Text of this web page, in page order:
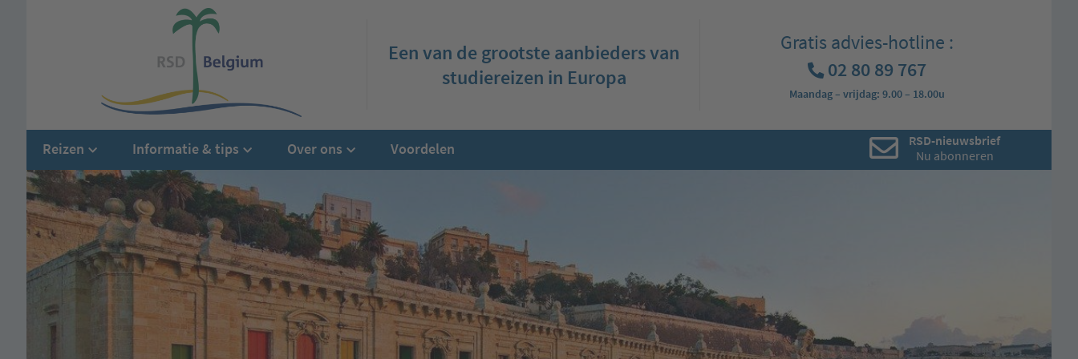
Een van de grootste aanbieders van
studiereizen in Europa
Gratis advies-hotline :
02 80 89 767
Maandag – vrijdag: 9.00 – 18.00u
Reizen Informatie & tips Over ons Voordelen
RSD-nieuwsbrief
Nu abonneren